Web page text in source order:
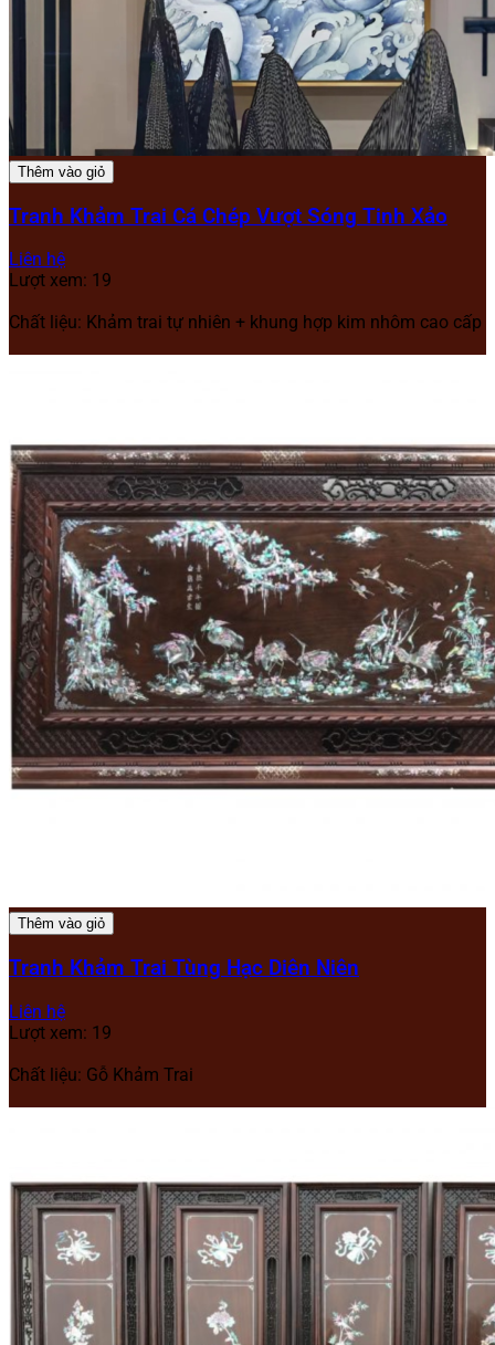
Thêm vào giỏ
Tranh Khảm Trai Cá Chép Vượt Sóng Tinh Xảo
Liên hệ
Lượt xem: 19
Chất liệu: Khảm trai tự nhiên + khung hợp kim nhôm cao cấp
Thêm vào giỏ
Tranh Khảm Trai Tùng Hạc Diên Niên
Liên hệ
Lượt xem: 19
Chất liệu: Gỗ Khảm Trai